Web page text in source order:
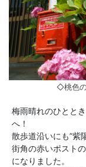
◇桃色の
梅雨晴れのひとと
へ！
散歩道沿いにも”紫
街角の赤いポスト
になりました。